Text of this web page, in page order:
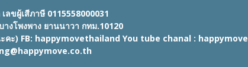
ขผู้เสีภาษี 0115558000031
งโพงพาง ยานนาวา กทม.10120
คะ) FB: happymovethailand You tube chanal : happymove